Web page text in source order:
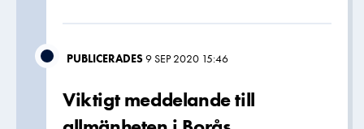
PUBLICERADES9 SEP 2020 15:46
Viktigt meddelande till